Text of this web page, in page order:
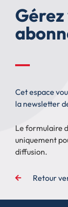
Cet espace
la newsletter
Le formulaire
uniquement
diffusion.
Retour